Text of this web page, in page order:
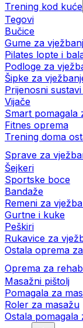
Trening kod kuće
Tegovi
Bučice
Gume za
Pilates lopte i
Podloge za
Šipke za
Prijenosni
Vijače
Smart pomagala
Fitnes oprema
Trening doma
Sprave za
Šejkeri
Sportske boce
Bandaže
Remeni za
Gurtne i kuke
Peškiri
Rukavice za
Ostala oprema
Oprema za
Masažni pištolj
Pomagala za
Roler za masažu
Ostala pomagala